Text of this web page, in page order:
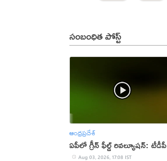
సంబంధిత పోస్ట్
ఆంధ్రప్రదేశ్
ఏపీలో గ్రీన్ ఫీల్డ్ రివల్యూషన్: టీడీపీ
Aug 03, 2026, 17:08 IST